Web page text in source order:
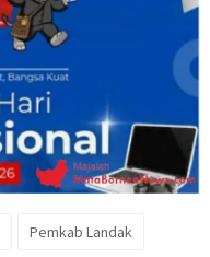
Pemkab Landak